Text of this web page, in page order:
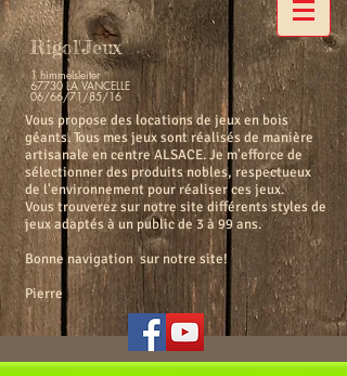
Rigol'Jeux
1 himmelsleiter
67730 LA VANCELLE
06/66/71/85/16
Vous propose des locations de jeux en bois
géants. Tous mes jeux sont réalisés de manière
artisanale en centre ALSACE. Je m'efforce de
sélectionner des produits nobles, respectueux
de l'environnement pour réaliser ces jeux.
Vous trouverez sur notre site différents styles de
jeux adaptés à un public de 3 à 99 ans.
Bonne navigation sur notre site!
Pierre